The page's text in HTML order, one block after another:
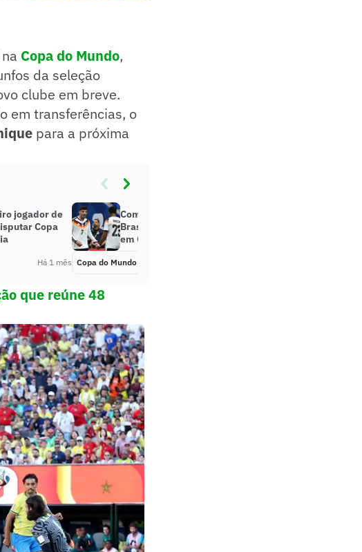
na Copa do Mundo,
da seleção
clube em breve.
em transferências, o
para a próxima
jogador de
Copa
Há 1 mês
Com novo 7 a 1, Alemanha supera
Brasil como seleção com mais gols
em Copas do Mundo
Copa do Mundo
que reúne 48